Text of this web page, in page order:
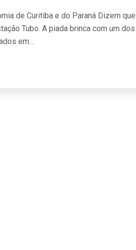
de Curitiba e do Paraná Dizem
Tubo. A piada brinca com um
em…